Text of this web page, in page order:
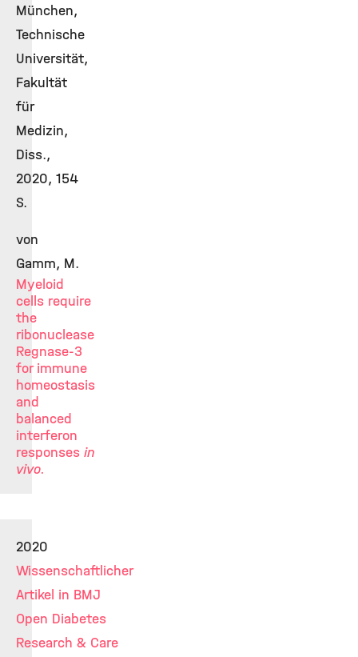
München,
Technische
Universität,
Fakultät
für
Medizin,
Diss.,
2020, 154
S.
von
Gamm, M.
Myeloid
cells require
the
ribonuclease
Regnase-3
for immune
homeostasis
and
balanced
interferon
responses in
vivo.
2020
Wissenschaftlicher
Artikel in BMJ
Open Diabetes
Research & Care